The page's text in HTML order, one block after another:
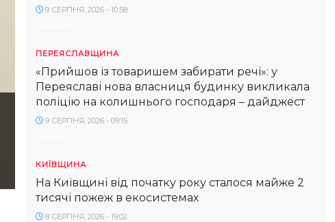
9 СЕРПНЯ, 2026 - 10:58
ПЕРЕЯСЛАВЩИНА
«Прийшов із товаришем забирати речі»: у
Переяславі нова власниця будинку викликала
поліцію на колишнього господаря – дайджест
9 СЕРПНЯ, 2026 - 09:15
КИЇВЩИНА
На Київщині від початку року сталося майже 2
тисячі пожеж в екосистемах
8 СЕРПНЯ, 2026 - 19:02